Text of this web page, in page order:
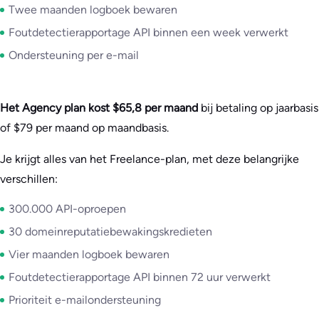
Twee maanden logboek bewaren
Foutdetectierapportage API binnen een week verwerkt
Ondersteuning per e-mail
Het Agency plan kost $65,8 per maand bij betaling op jaarbasis
of $79 per maand op maandbasis.
Je krijgt alles van het Freelance-plan, met deze belangrijke
verschillen:
300.000 API-oproepen
30 domeinreputatiebewakingskredieten
Vier maanden logboek bewaren
Foutdetectierapportage API binnen 72 uur verwerkt
Prioriteit e-mailondersteuning